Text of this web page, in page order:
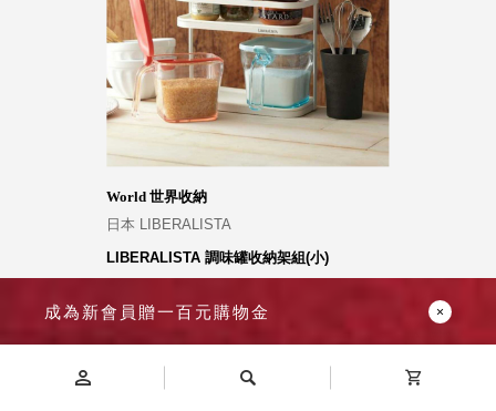
成為新會員贈一百元購物金
World 世界收納
日本 LIBERALISTA
LIBERALISTA 調味罐收納架組(小)
1,680 1,380